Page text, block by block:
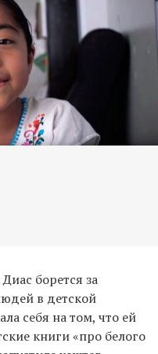
борется за
в детской
себя на том, что ей
книги «про белого